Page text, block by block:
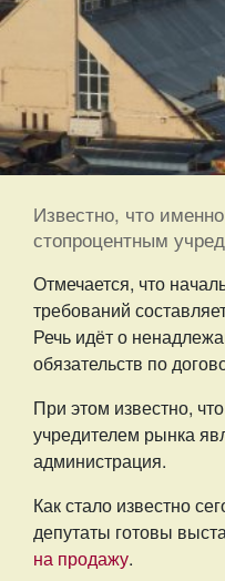
Известно, что
стопроцентным
Отмечается, что
требований
Речь идёт о
обязательств по
При этом известно,
учредителем рынка
администрация.
Как стало известно
депутаты готовы
на продажу.